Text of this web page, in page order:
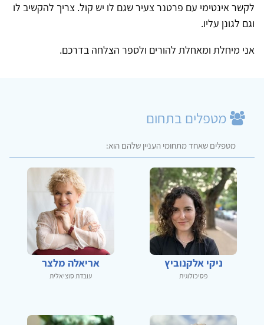
לקשר אינטימי עם פרטנר צעיר שגם לו יש קול. צריך להקשיב לו
וגם לגונן עליו.
אני מיחלת ומאחלת להורים ולספר הצלחה בדרכם.
מטפלים בתחום
מטפלים שאחד מתחומי העניין שלהם הוא:
ניקי אלקנוביץ
פסיכולוגית
אריאלה מלצר
עובדת סוציאלית